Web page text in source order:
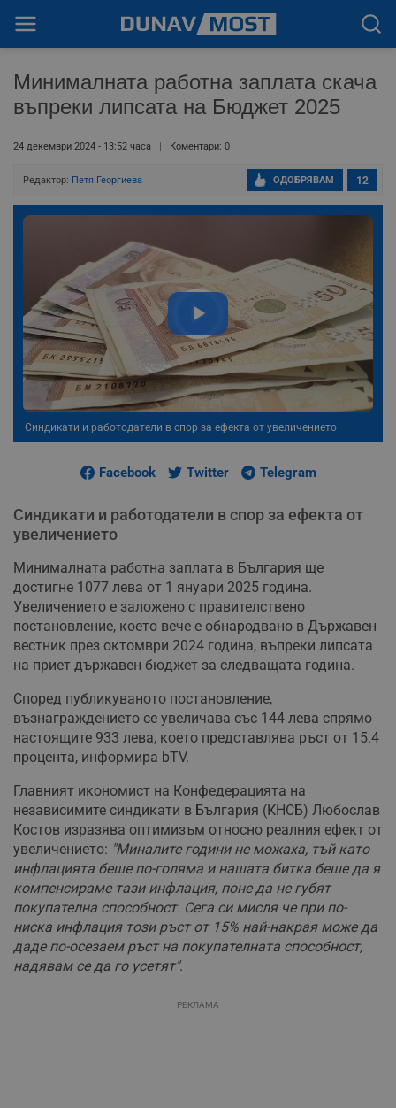
Минималната работна заплата скача
въпреки липсата на Бюджет 2025
24 декември 2024 - 13:52 часа Коментари: 0
Редактор: Петя Георгиева 12
ОДОБРЯВАМ
Синдикати и работодатели в спор за ефекта от увеличението
Facebook Twitter Telegram
Синдикати и работодатели в спор за ефекта от
увеличението
Минималната работна заплата в България ще
достигне 1077 лева от 1 януари 2025 година.
Увеличението е заложено с правителствено
постановление, което вече е обнародвано в Държавен
вестник през октомври 2024 година, въпреки липсата
на приет държавен бюджет за следващата година.
Според публикуваното постановление,
възнаграждението се увеличава със 144 лева спрямо
настоящите 933 лева, което представлява ръст от 15.4
процента, информира bTV.
Главният икономист на Конфедерацията на
независимите синдикати в България (КНСБ) Любослав
Костов изразява оптимизъм относно реалния ефект от
увеличението: "Миналите години не можаха, тъй като
инфлацията беше по-голяма и нашата битка беше да я
компенсираме тази инфлация, поне да не губят
покупателна способност. Сега си мисля че при по-
ниска инфлация този ръст от 15% най-накрая може да
даде по-осезаем ръст на покупателната способност,
надявам се да го усетят".
РЕКЛАМА